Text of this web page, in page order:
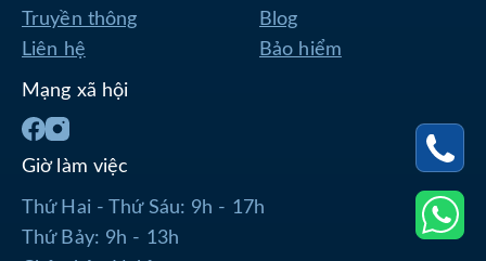
Truyền thông
Blog
Liên hệ
Bảo hiểm
Mạng xã hội
Giờ làm việc
Thứ Hai - Thứ Sáu: 9h - 17h
Thứ Bảy: 9h - 13h